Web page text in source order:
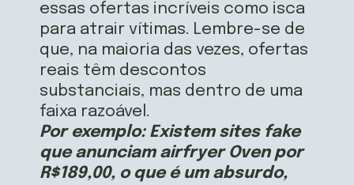
essas ofertas incríveis como isca
para atrair vítimas. Lembre-se de
que, na maioria das vezes, ofertas
reais têm descontos
substanciais, mas dentro de uma
faixa razoável.
Por exemplo: Existem sites fake
que anunciam airfryer Oven por
R$189,00, o que é um absurdo,